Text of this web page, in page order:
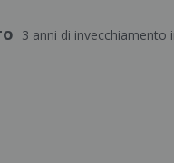
3 anni di invecchiamento